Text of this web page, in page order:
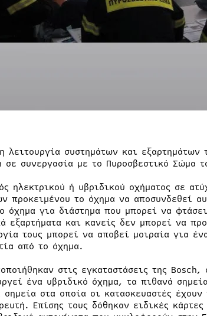
λειτουργία συστημάτων και
σε συνεργασία με το Πυροσβεστικό Σώμα
ηλεκτρικού ή υβριδικού οχήματος σε
προκειμένου το όχημα να αποσυνδεθεί
όχημα για διάστημα που μπορεί να
εξαρτήματα και κανείς δεν μπορεί να
τους μπορεί να αποβεί μοιραία για
από το όχημα.
στις εγκαταστάσεις της
ένα υβριδικό όχημα, τα πιθανά
στα οποία οι κατασκευαστές έχουν
Επίσης τους δόθηκαν ειδικές